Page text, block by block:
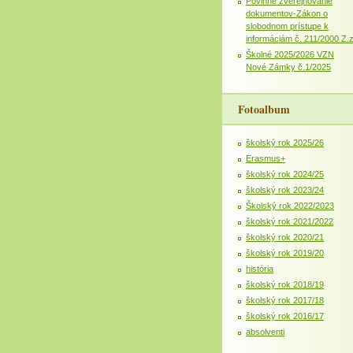
dokumentov-Zákon o
slobodnom prístupe k
informáciám č. 211/2000 Z.z
Školné 2025/2026 VZN
Nové Zámky č.1/2025
Fotoalbum
školský rok 2025/26
Erasmus+
školský rok 2024/25
školský rok 2023/24
Školský rok 2022/2023
školský rok 2021/2022
školský rok 2020/21
školský rok 2019/20
história
školský rok 2018/19
školský rok 2017/18
školský rok 2016/17
absolventi